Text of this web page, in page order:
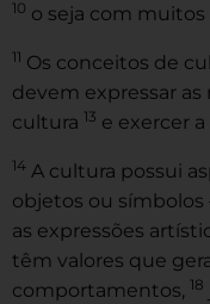
10 o seja com muitos
11 Os conceitos de
devem expressar
cultura 13 e exercer
14 A cultura possui
objetos ou símbolos
as expressões
têm valores que
comportamentos, 18